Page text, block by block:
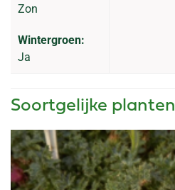
Zon
Wintergroen:
Ja
Soortgelijke planten